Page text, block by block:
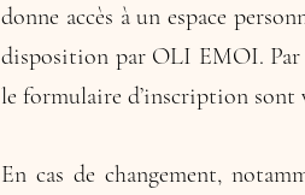
donne accès à un espace
disposition par OLI EMOI. Par
le formulaire d’inscription sont
En cas de changement,